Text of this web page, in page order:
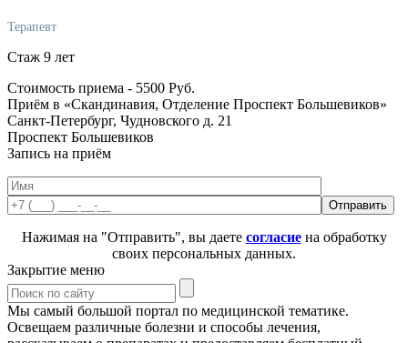
Терапевт
Стаж 9 лет
Стоимость приема - 5500 Руб.
Приём в «Скандинавия, Отделение Проспект Большевиков»
Санкт-Петербург, Чудновского д. 21
Проспект Большевиков
Запись на приём
Нажимая на "Отправить", вы даете согласиена обработку
своих персональных данных.
Закрытие меню
Мы самый большой портал по медицинской тематике.
Освещаем различные болезни и способы лечения,